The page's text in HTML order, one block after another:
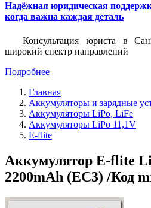
Надёжная юридическая
когда важна каждая деталь
Консультация юриста в
широкий спектр направлений
Подробнее
Главная
Аккумуляторы и зарядные
Аккумуляторы LiPo, LiFe
Аккумуляторы LiPo 11,1V
E-flite
Аккумулятор E-flite
2200mAh (EC3) /Код